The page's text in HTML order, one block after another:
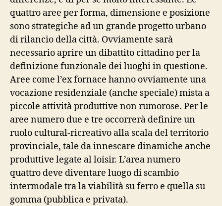
quattro aree per forma, dimensione e posizione
sono strategiche ad un grande progetto urbano
di rilancio della città. Ovviamente sarà
necessario aprire un dibattito cittadino per la
definizione funzionale dei luoghi in questione.
Aree come l’ex fornace hanno ovviamente una
vocazione residenziale (anche speciale) mista a
piccole attività produttive non rumorose. Per le
aree numero due e tre occorrerà definire un
ruolo cultural-ricreativo alla scala del territorio
provinciale, tale da innescare dinamiche anche
produttive legate al loisir. L’area numero
quattro deve diventare luogo di scambio
intermodale tra la viabilità su ferro e quella su
gomma (pubblica e privata).